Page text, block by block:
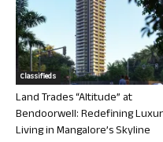
Classifieds
Land Trades “Altitude” at
Bendoorwell: Redefining
Living in Mangalore’s Skyline